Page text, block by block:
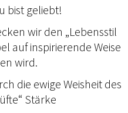
bist geliebt!
wir den „Lebensstil
auf inspirierende Weise
wird.
die ewige Weisheit des
Stärke